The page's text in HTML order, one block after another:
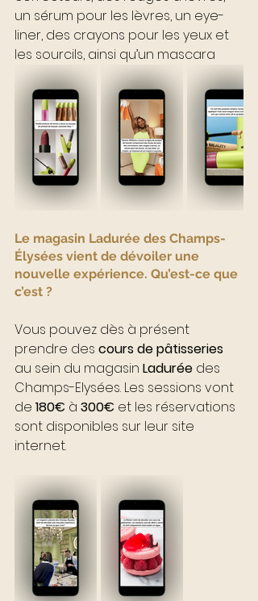
un sérum pour les lèvres, un eye-
liner, des crayons pour les yeux et
les sourcils, ainsi qu’un mascara
Le magasin Ladurée des Champs-
Élysées vient de dévoiler une
nouvelle expérience. Qu’est-ce que
c’est ?
Vous pouvez dès à présent
prendre des cours de pâtisseries
au sein du magasin Ladurée des
Champs-Elysées. Les sessions vont
de 180€ à 300€ et les réservations
sont disponibles sur leur site
internet.